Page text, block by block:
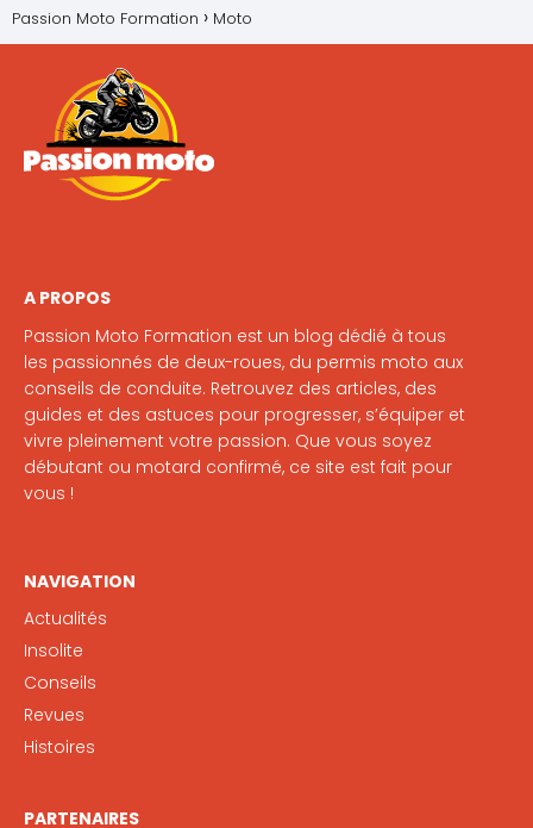
Passion Moto Formation Moto
A PROPOS
Passion Moto Formation est un blog dédié à tous
les passionnés de deux-roues, du permis moto aux
conseils de conduite. Retrouvez des articles, des
guides et des astuces pour progresser, s’équiper et
vivre pleinement votre passion. Que vous soyez
débutant ou motard confirmé, ce site est fait pour
vous !
NAVIGATION
Actualités
Insolite
Conseils
Revues
Histoires
PARTENAIRES